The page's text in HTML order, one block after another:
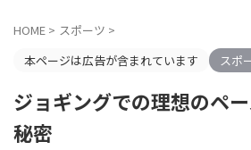
HOME > スポーツ >
本ページは広告が含まれています
スポ
ジョギングでの理想のペ
秘密